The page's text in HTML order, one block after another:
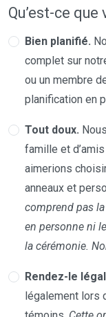
Qu’est-ce que
Bien planifié.
complet sur
ou un membre
planification en
Tout doux.
famille et
aimerions
anneaux et
comprend pas
en personne ni
la cérémonie.
Rendez-le
légalement lors